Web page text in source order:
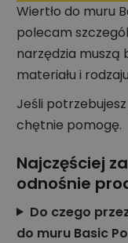
Wiertło do muru
polecam
narzędzia
materiału i
Jeśli
chętnie pomogę.
Najczęściej
odnośnie
Do czego
do muru Basic